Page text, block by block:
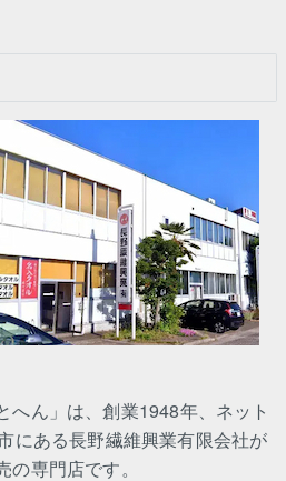
へん」は、創業1948年、ネット
にある長野繊維興業有限会社が
専門店です。